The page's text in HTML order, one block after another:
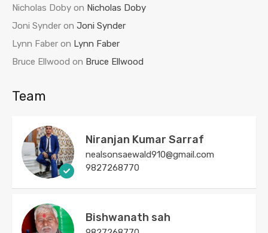
Nicholas Doby on Nicholas Doby
Joni Synder on Joni Synder
Lynn Faber on Lynn Faber
Bruce Ellwood on Bruce Ellwood
Team
Niranjan Kumar Sarraf
nealsonsaewald910@gmail.com
9827268770
Bishwanath sah